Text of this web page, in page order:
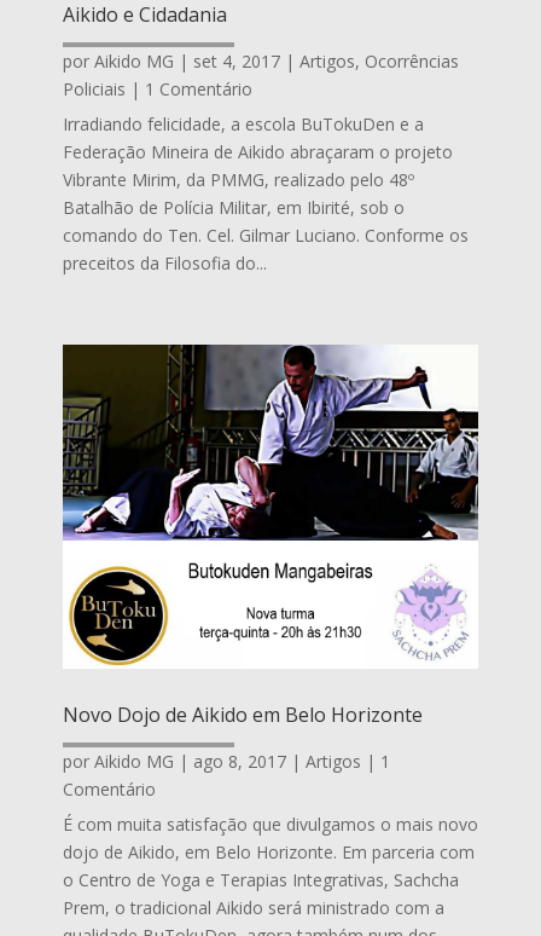
Aikido e Cidadania
por Aikido MG | set 4, 2017| Artigos, Ocorrências
Policiais | 1 Comentário
Irradiando felicidade, a escola BuTokuDen e a
Federação Mineira de Aikido abraçaram o projeto
Vibrante Mirim, da PMMG, realizado pelo 48º
Batalhão de Polícia Militar, em Ibirité, sob o
comando do Ten. Cel. Gilmar Luciano. Conforme os
preceitos da Filosofia do...
Novo Dojo de Aikido em Belo Horizonte
por Aikido MG | ago 8, 2017| Artigos | 1
Comentário
É com muita satisfação que divulgamos o mais novo
dojo de Aikido, em Belo Horizonte. Em parceria com
o Centro de Yoga e Terapias Integrativas, Sachcha
Prem, o tradicional Aikido será ministrado com a